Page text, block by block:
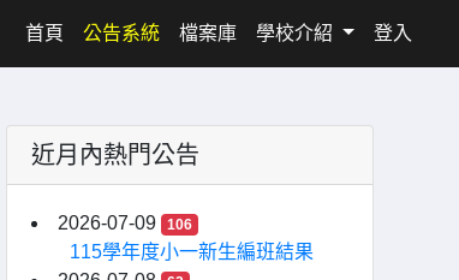
首頁 (current)
公告系統 檔案庫 學校介紹 登入
近月內熱門公告
2026-07-09 106
115學年度小一新生編班結果